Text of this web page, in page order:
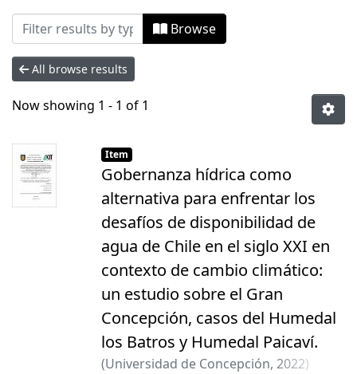
Browsing Tesis Magíster by Subject
Browse
All browse results
Now showing 1 - 1 of 1
Item
Gobernanza hídrica como
alternativa para enfrentar los
desafíos de disponibilidad de
agua de Chile en el siglo XXI en
contexto de cambio climático:
un estudio sobre el Gran
Concepción, casos del Humedal
los Batros y Humedal Paicaví.
(Universidad de Concepción, 2022)